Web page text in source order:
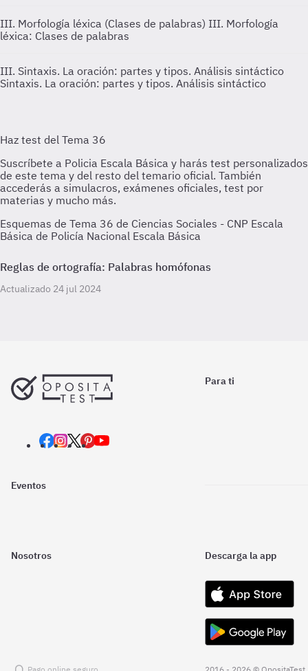
III. Morfología léxica (Clases de palabras) III. Morfología
léxica: Clases de palabras
III. Sintaxis. La oración: partes y tipos. Análisis sintáctico
Sintaxis. La oración: partes y tipos. Análisis sintáctico
Esquemas de Tema 36 de Ciencias Sociales - CNP Escala
Básica de Policía Nacional Escala Básica
Reglas de ortografía: Palabras homófonas
Actualizado 24 jul 2024
Para ti
Eventos
Nosotros Descarga la app